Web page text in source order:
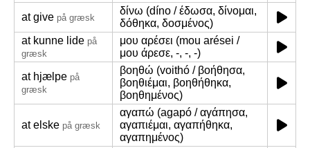
at give på græsk
δίνω (díno / έδωσα, δίνομαι,
δόθηκα, δοσμένος)
at kunne lide på
græsk
μου αρέσει (mou arései /
μου άρεσε, -, -, -)
at hjælpe på
græsk
βοηθώ (voithó / βοήθησα,
βοηθιέμαι, βοηθήθηκα,
βοηθημένος)
at elske på græsk
αγαπώ (agapó / αγάπησα,
αγαπιέμαι, αγαπήθηκα,
αγαπημένος)